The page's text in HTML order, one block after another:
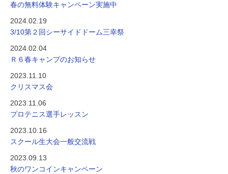
春の無料体験キャンペーン実施中
2024.02.19
3/10第２回シーサイドドーム三幸祭
2024.02.04
Ｒ６春キャンプのお知らせ
2023.11.10
クリスマス会
2023.11.06
プロテニス選手レッスン
2023.10.16
スクール生大会一般交流戦
2023.09.13
秋のワンコインキャンペーン